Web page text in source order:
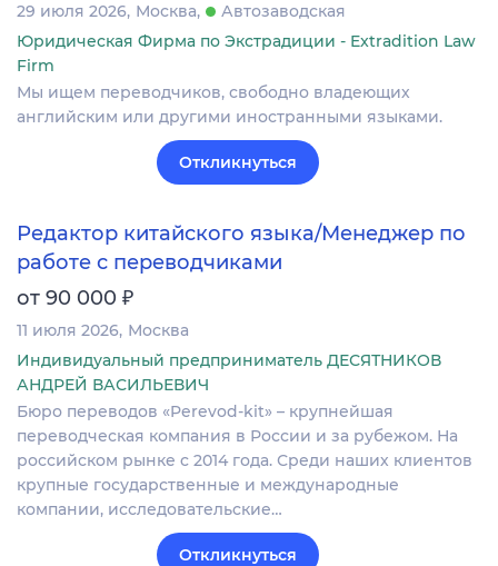
29 июля 2026 Москва
Автозаводская
Юридическая Фирма по Экстрадиции - Extradition Law
Firm
Мы ищем переводчиков, свободно владеющих
английским или другими иностранными языками.
Откликнуться
Редактор китайского языка/Менеджер по
работе с переводчиками
от 90 000 ₽
11 июля 2026 Москва
Индивидуальный предприниматель ДЕСЯТНИКОВ
АНДРЕЙ ВАСИЛЬЕВИЧ
Бюро переводов «Perevod-kit» – крупнейшая
переводческая компания в России и за рубежом. На
российском рынке c 2014 года. Среди наших клиентов
крупные государственные и международные
компании, исследовательские…
Откликнуться